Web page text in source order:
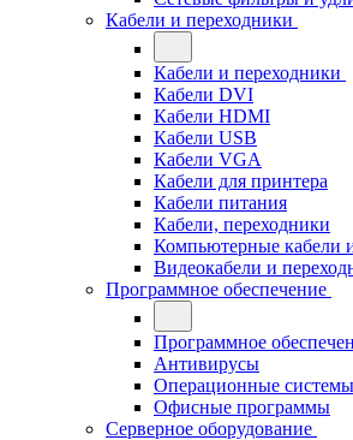
Кабели и переходники
Кабели и переходники
Кабели DVI
Кабели HDMI
Кабели USB
Кабели VGA
Кабели для принтера
Кабели питания
Кабели, переходники
Компьютерные кабели
Видеокабели и
Программное обеспечение
Программное
Антивирусы
Операционные системы
Офисные программы
Серверное оборудование